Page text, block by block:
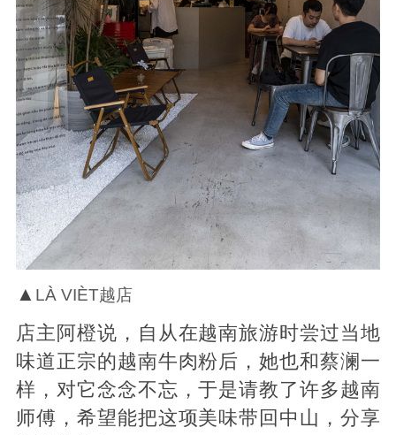
▲ LÀ VIÈT越店
店主阿橙说，自从在越南旅游时尝过当地
味道正宗的越南牛肉粉后，她也和蔡澜一
样，对它念念不忘，于是请教了许多越南
师傅，希望能把这项美味带回中山，分享